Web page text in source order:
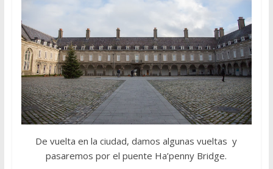
De vuelta en la ciudad, damos algunas vueltas y
pasaremos por el puente Ha’penny Bridge.